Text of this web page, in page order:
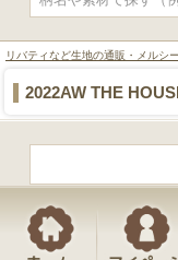
リバティなど生地の通販・メルシ
2022AW THE